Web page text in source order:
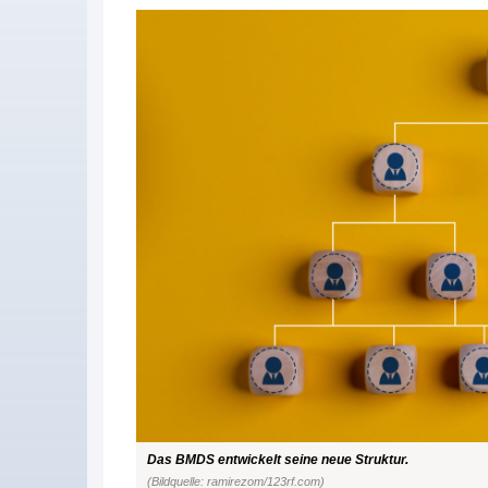
Das BMDS entwickelt seine neue Struktur.
(Bildquelle: ramirezom/123rf.com)